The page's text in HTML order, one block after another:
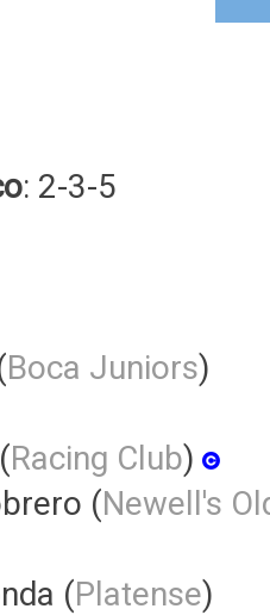
: 2-3-5
Boca Juniors)
Racing Club)
(Newell's
(Platense)